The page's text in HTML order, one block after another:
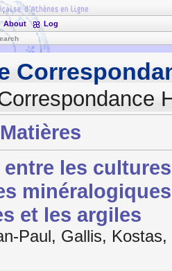
About Log
les
et les argiles
Paul, Gallis,